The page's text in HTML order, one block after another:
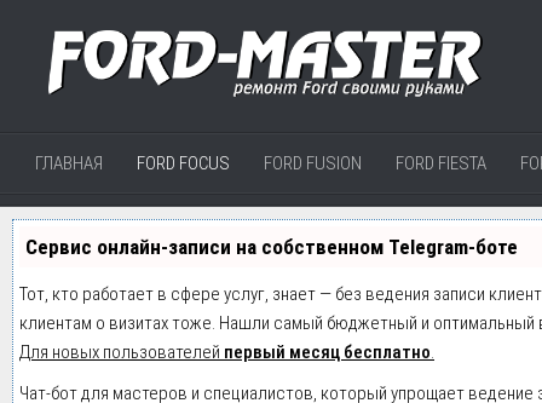
ГЛАВНАЯ FORD FOCUS FORD FUSION FORD FIESTA
Сервис онлайн-записи на собственном Telegram-боте
Тот, кто работает в сфере услуг, знает — без ведения записи
клиентам о визитах тоже. Нашли самый бюджетный и оптимальный
Для новых пользователей первый месяц бесплатно.
Чат-бот для мастеров и специалистов, который упрощает ведение